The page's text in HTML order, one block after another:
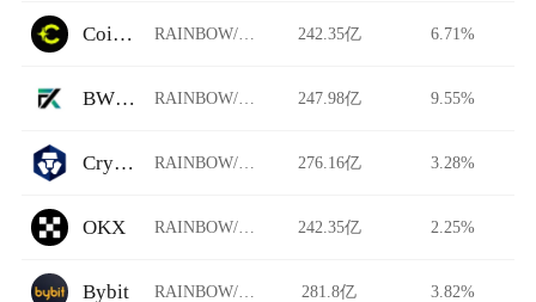
Coinflare RAINBOW/USDT 242.35亿 6.71%
BWFX.pro RAINBOW/USDT 247.98亿 9.55%
Crypto.com RAINBOW/USDT 276.16亿 3.28%
OKX RAINBOW/USDT 242.35亿 2.25%
Bybit RAINBOW/USDT 281.8亿 3.82%